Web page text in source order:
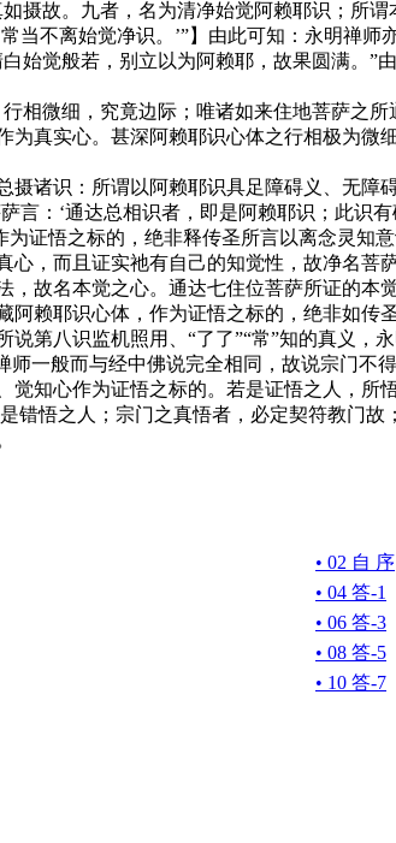
摄故。九者，名为清净始觉阿赖耶识；所
当不离始觉净识。’”】由此可知：永明禅
始觉般若，别立以为阿赖耶，故果圆满。
微细，究竟边际；唯诸如来住地菩萨之
真实心。甚深阿赖耶识心体之行相极为
识：所谓以阿赖耶识具足障碍义、无障
言：‘通达总相识者，即是阿赖耶识；此
证悟之标的，绝非释传圣所言以离念灵
，而且证实祂有自己的知觉性，故净名
故名本觉之心。通达七住位菩萨所证的本
耶识心体，作为证悟之标的，绝非如传
第八识监机照用、“了了”“常”知的真义
师一般而与经中佛说完全相同，故说宗门
知心作为证悟之标的。若是证悟之人，所
错悟之人；宗门之真悟者，必定契符教门
• 02 自 序
• 04 答-1
• 06 答-3
• 08 答-5
• 10 答-7